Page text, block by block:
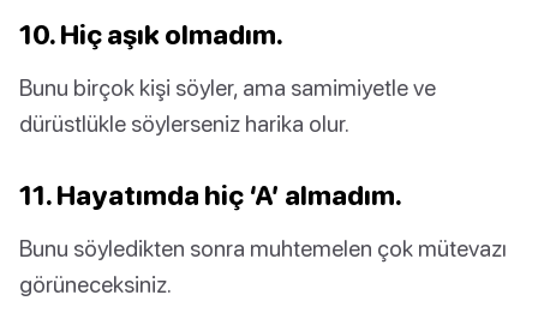
10. Hiç aşık olmadım.
Bunu birçok kişi söyler, ama samimiyetle ve
dürüstlükle söylerseniz harika olur.
11. Hayatımda hiç ‘A’ almadım.
Bunu söyledikten sonra muhtemelen çok mütevazı
görüneceksiniz.